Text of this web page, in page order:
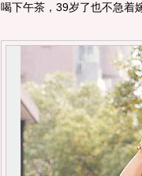
喝下午茶，39岁了也不急着